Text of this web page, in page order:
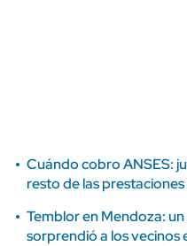
Cuándo cobro ANSES:
resto de las
Temblor en Mendoza:
sorprendió a los vecinos